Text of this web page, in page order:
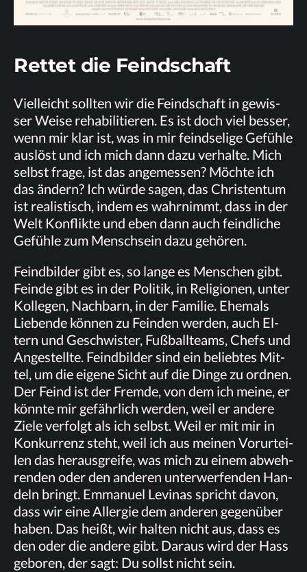
Ret­tet die Feindschaft
Viel­leicht soll­ten wir die Feind­schaft in ge­wis­
ser Wei­se re­ha­bi­li­tie­ren. Es ist doch viel bes­ser,
wenn mir klar ist, was in mir feind­se­li­ge Ge­füh­le
aus­löst und ich mich dann dazu ver­hal­te. Mich
selbst fra­ge, ist das an­ge­mes­sen? Möch­te ich
das än­dern? Ich wür­de sa­gen, das Chris­ten­tum
ist rea­lis­tisch, in­dem es wahr­nimmt, dass in der
Welt Kon­flik­te und eben dann auch feind­li­che
Ge­füh­le zum Mensch­sein dazu ge­hö­ren.
Feind­bil­der gibt es, so lan­ge es Men­schen gibt.
Fein­de gibt es in der Po­li­tik, in Re­li­gio­nen, un­ter
Kol­le­gen, Nach­barn, in der Fa­mi­lie. Ehe­mals
Lie­ben­de kön­nen zu Fein­den wer­den, auch El­
tern und Ge­schwis­ter, Fuß­ball­teams, Chefs und
An­ge­stell­te. Feind­bil­der sind ein be­lieb­tes Mit­
tel, um die ei­ge­ne Sicht auf die Din­ge zu ord­nen.
Der Feind ist der Frem­de, von dem ich mei­ne, er
könn­te mir ge­fähr­lich wer­den, weil er an­de­re
Zie­le ver­folgt als ich selbst. Weil er mit mir in
Kon­kur­renz steht, weil ich aus mei­nen Vor­ur­tei­
len das her­aus­grei­fe, was mich zu ei­nem ab­weh­
ren­den oder den an­de­ren un­ter­wer­fen­den Han­
deln bringt. Em­ma­nu­el Le­vi­n­as spricht da­von,
dass wir eine All­er­gie dem an­de­ren ge­gen­über
ha­ben. Das heißt, wir hal­ten nicht aus, dass es
den oder die an­de­re gibt. Dar­aus wird der Hass
ge­bo­ren, der sagt: Du sollst nicht sein.